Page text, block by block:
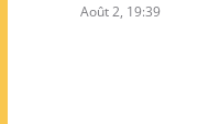
Août 2, 19:39